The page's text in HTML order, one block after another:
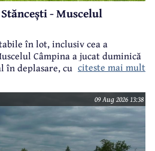
- Muscelul
în lot, inclusiv cea a
Câmpina a jucat duminică
deplasare, cu formația AS Tg.
citeste mai mult
09 Aug 2026 13:38